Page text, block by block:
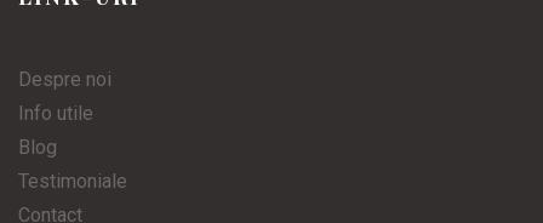
Despre noi
Info utile
Blog
Testimoniale
Contact